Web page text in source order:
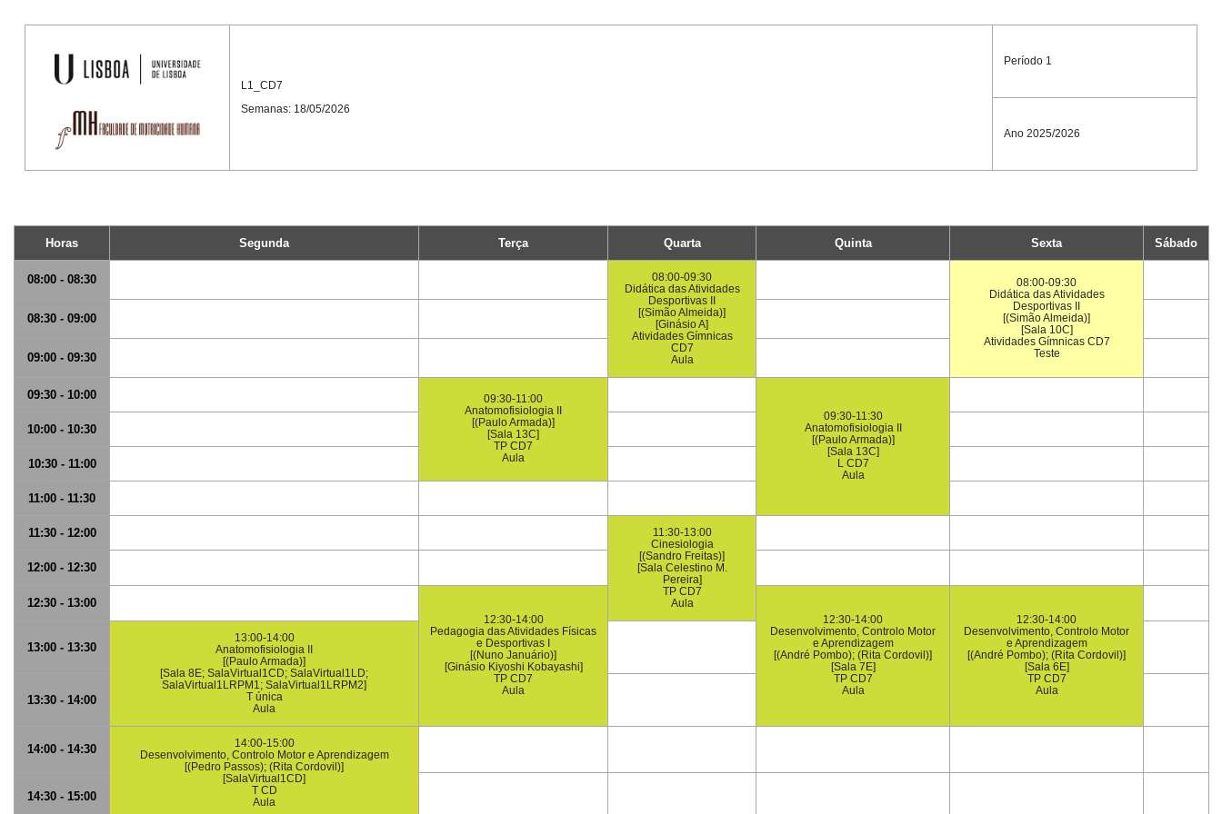
L1_CD7
Semanas: 18/05/2026
Período 1
Ano 2025/2026
Horas Segunda Terça Quarta Quinta Sexta Sábado
08:00 - 08:30
08:00-09:30
Didática das Atividades
Desportivas II
[(Simão Almeida)]
[Ginásio A]
Atividades Gímnicas
CD7
Aula
08:00-09:30
Didática das Atividades
Desportivas II
[(Simão Almeida)]
[Sala 10C]
Atividades Gímnicas CD7
Teste
08:30 - 09:00
09:00 - 09:30
09:30 - 10:00
09:30-11:00
Anatomofisiologia II
[(Paulo Armada)]
[Sala 13C]
TP CD7
Aula
09:30-11:30
Anatomofisiologia II
[(Paulo Armada)]
[Sala 13C]
L CD7
Aula
10:00 - 10:30
10:30 - 11:00
11:00 - 11:30
11:30 - 12:00
11:30-13:00
Cinesiologia
[(Sandro Freitas)]
[Sala Celestino M.
Pereira]
TP CD7
Aula
12:00 - 12:30
12:30 - 13:00
12:30-14:00
Pedagogia das Atividades Físicas
e Desportivas I
[(Nuno Januário)]
[Ginásio Kiyoshi Kobayashi]
TP CD7
Aula
12:30-14:00
Desenvolvimento, Controlo Motor
e Aprendizagem
[(André Pombo); (Rita Cordovil)]
[Sala 7E]
TP CD7
Aula
12:30-14:00
Desenvolvimento, Controlo Motor
e Aprendizagem
[(André Pombo); (Rita Cordovil)]
[Sala 6E]
TP CD7
Aula
13:00 - 13:30
13:00-14:00
Anatomofisiologia II
[(Paulo Armada)]
[Sala 8E; SalaVirtual1CD; SalaVirtual1LD;
SalaVirtual1LRPM1; SalaVirtual1LRPM2]
T única
Aula
13:30 - 14:00
14:00 - 14:30
14:00-15:00
Desenvolvimento, Controlo Motor e Aprendizagem
[(Pedro Passos); (Rita Cordovil)]
[SalaVirtual1CD]
T CD
Aula
14:30 - 15:00